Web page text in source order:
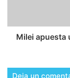
Milei apuesta
Deja un